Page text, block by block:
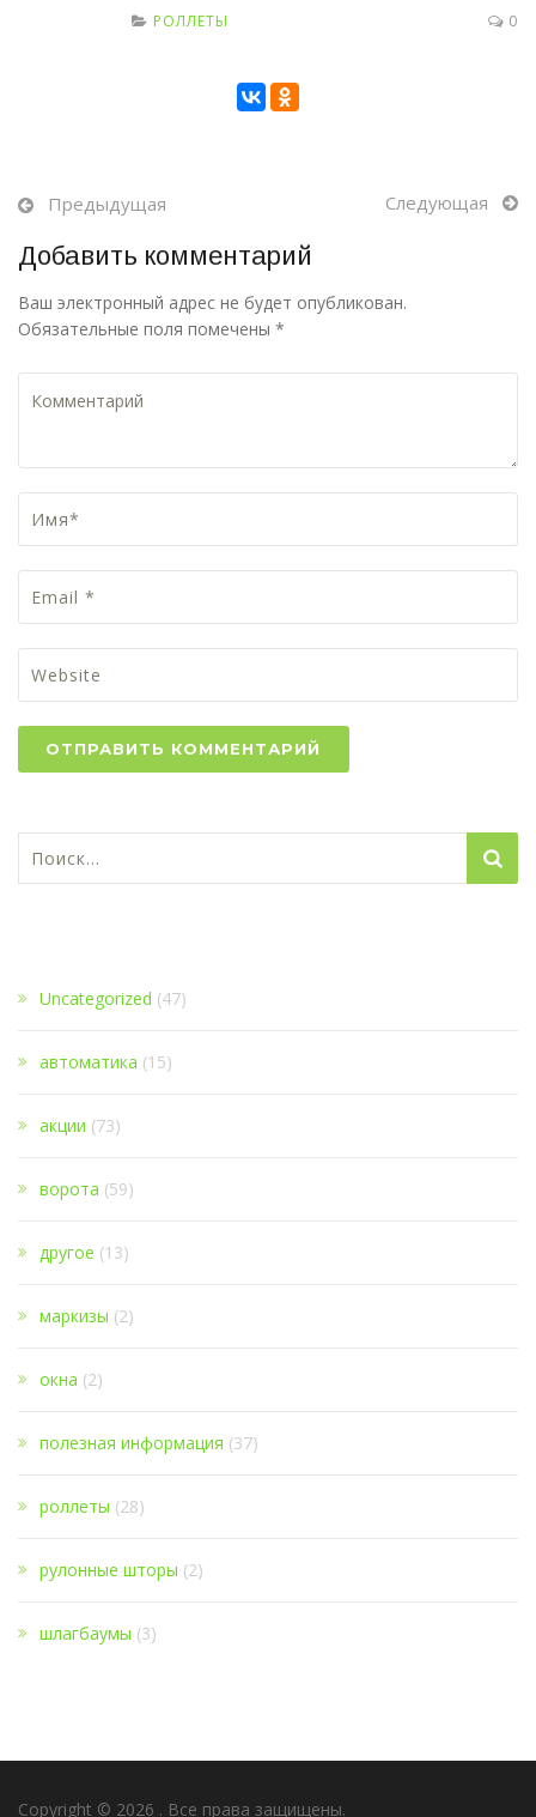
РОЛЛЕТЫ 0
Предыдущая Следующая
Добавить комментарий
Ваш электронный адрес не будет опубликован.
Обязательные поля помечены *
Uncategorized (47)
автоматика (15)
акции (73)
ворота (59)
другое (13)
маркизы (2)
окна (2)
полезная информация (37)
роллеты (28)
рулонные шторы (2)
шлагбаумы (3)
Copyright © 2026 . Все права защищены.